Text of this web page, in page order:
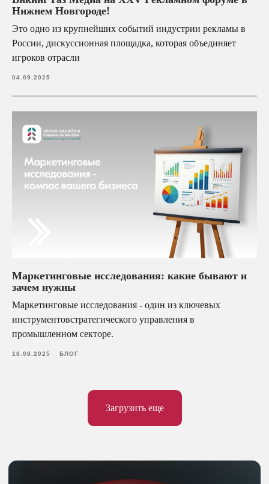
Нижнем Новгороде!
Это одно из крупнейших событий индустрии рекламы в
России, дискуссионная площадка, которая объединяет
игроков отрасли
04.09.2025
Маркетинговые исследования: какие бывают и
зачем нужны
Маркетинговые исследования - один из ключевых
инструментовстратегического управления в
промышленном секторе.
18.08.2025 БЛОГ
Загрузить еще